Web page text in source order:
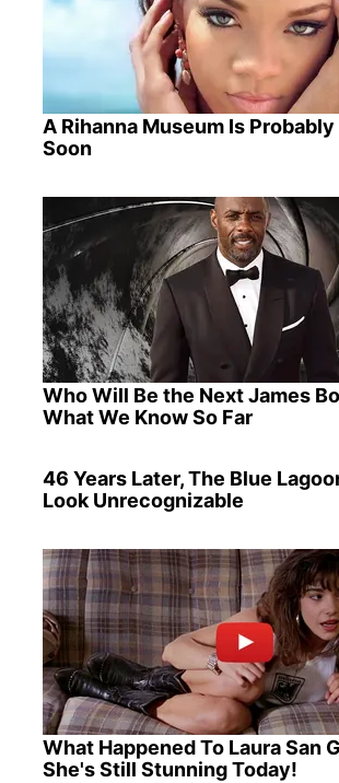
A Rihanna Museum Is
Soon
Who Will Be the Next James
What We Know So Far
46 Years Later, The Blue
Look Unrecognizable
What Happened To Laura San
She's Still Stunning Today!